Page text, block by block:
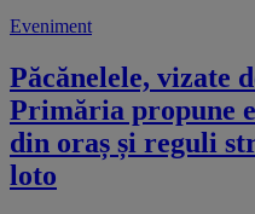
Eveniment
Păcănelele, vizate
Primăria propune
din oraș și reguli
loto